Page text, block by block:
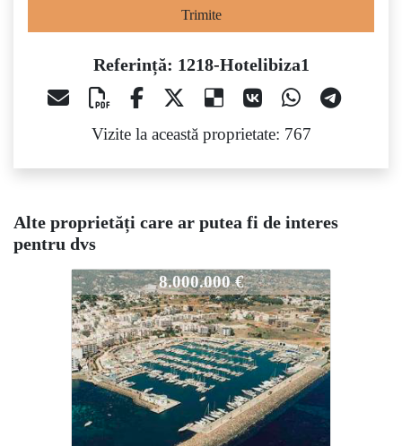
Trimite
Referință: 1218-Hotelibiza1
Vizite la această proprietate: 767
Alte proprietăți care ar putea fi de interes
pentru dvs
1218-Hotelibiza18.000.000 €